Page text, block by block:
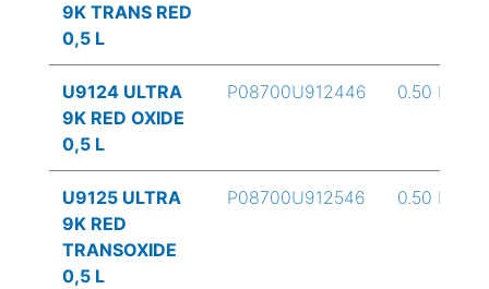
9K TRANS RED
0,5 L
U9124 ULTRA
9K RED OXIDE
0,5 L
P08700U912446 0.50 L
U9125 ULTRA
9K RED
TRANSOXIDE
0,5 L
P08700U912546 0.50 L